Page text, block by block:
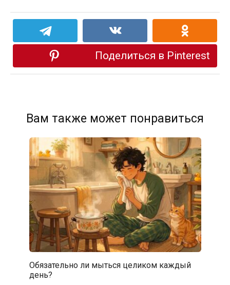
Поделиться в Pinterest
Вам также может понравиться
Обязательно ли мыться целиком каждый
день?